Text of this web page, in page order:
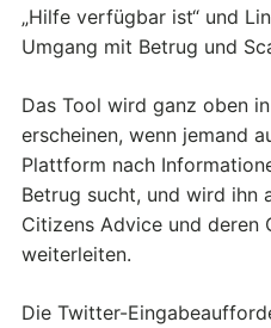
„Hilfe verfügbar ist“ und
Umgang mit Betrug und
Das Tool wird ganz oben
erscheinen, wenn jemand
Plattform nach
Betrug sucht, und wird ihn
Citizens Advice und deren
weiterleiten.
Die Twitter-